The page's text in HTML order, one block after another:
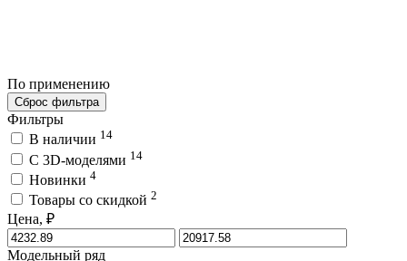
По применению
Сброс фильтра
Фильтры
В наличии 14
C 3D-моделями 14
Новинки 4
Товары со скидкой 2
Цена, ₽
Модельный ряд